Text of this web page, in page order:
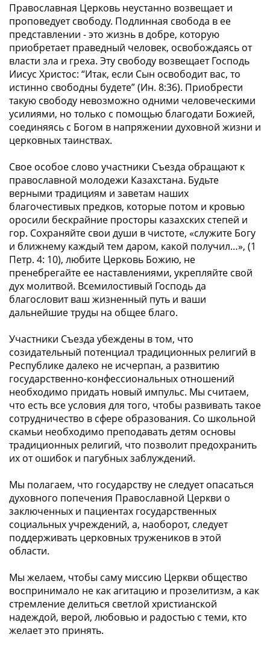
Православная Церковь неустанно возвещает и
проповедует свободу. Подлинная свобода в ее
представлении - это жизнь в добре, которую
приобретает праведный человек, освобождаясь от
власти зла и греха. Эту свободу возвещает Господь
Иисус Христос: “Итак, если Сын освободит вас, то
истинно свободны будете”(Ин. 8:36). Приобрести
такую свободу невозможно одними человеческими
усилиями, но только с помощью благодати Божией,
соединяясь с Богом в напряжении духовной жизни и
церковных таинствах.
Свое особое слово участники Съезда обращают к
православной молодежи Казахстана. Будьте
верными традициям и заветам наших
благочестивых предков, которые потом и кровью
оросили бескрайние просторы казахских степей и
гор. Сохраняйте свои души в чистоте, «служите Богу
и ближнему каждый тем даром, какой получил…», (1
Петр. 4: 10), любите Церковь Божию, не
пренебрегайте ее наставлениями, укрепляйте свой
дух молитвой. Всемилостивый Господь да
благословит ваш жизненный путь и ваши
дальнейшие труды на общее благо.
Участники Съезда убеждены в том, что
созидательный потенциал традиционных религий в
Республике далеко не исчерпан, а развитию
государственно-конфессиональных отношений
необходимо придать новый импульс. Мы считаем,
что есть все условия для того, чтобы развивать такое
сотрудничество в сфере образования. Со школьной
скамьи необходимо преподавать детям основы
традиционных религий, что позволит предохранить
их от ошибок и пагубных заблуждений.
Мы полагаем, что государству не следует опасаться
духовного попечения Православной Церкви о
заключенных и пациентах государственных
социальных учреждений, а, наоборот, следует
поддерживать церковных тружеников в этой
области.
Мы желаем, чтобы саму миссию Церкви общество
воспринимало не как агитацию и прозелитизм, а как
стремление делиться светлой христианской
надеждой, верой, любовью и радостью с теми, кто
желает это принять.